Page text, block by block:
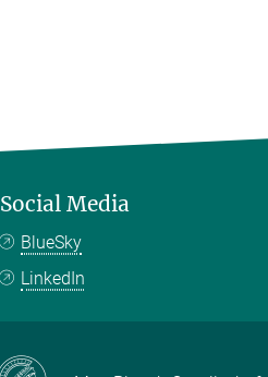
Social Media
BlueSky
LinkedIn